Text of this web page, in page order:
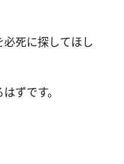
死に探してほし
ずです。